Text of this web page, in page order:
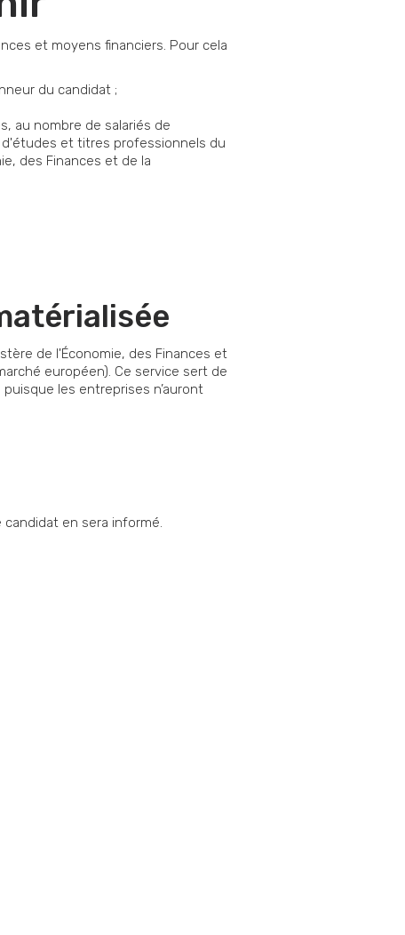
et moyens financiers. Pour cela
du candidat ;
au nombre de salariés de
d'études et titres professionnels du
des Finances et de la
de l'Économie, des Finances et
européen). Ce service sert de
les entreprises n’auront
en sera informé.